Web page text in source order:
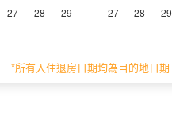
27 28 29 27 28 29
*所有入住退房日期均為目的地日期
大床房
15㎡ 2-4層 空調